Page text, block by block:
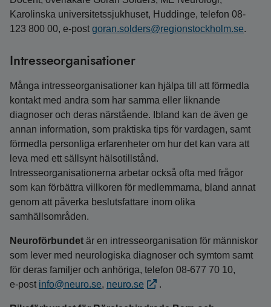
Karolinska universitetssjukhuset, Huddinge, telefon 08-
123 800 00, e-post goran.solders@regionstockholm.se.
Intresseorganisationer
Många intresseorganisationer kan hjälpa till att förmedla
kontakt med andra som har samma eller liknande
diagnoser och deras närstående. Ibland kan de även ge
annan information, som praktiska tips för vardagen, samt
förmedla personliga erfarenheter om hur det kan vara att
leva med ett sällsynt hälsotillstånd.
Intresseorganisationerna arbetar också ofta med frågor
som kan förbättra villkoren för medlemmarna, bland annat
genom att påverka beslutsfattare inom olika
samhällsområden.
Neuroförbundet är en intresseorganisation för människor
som lever med neurologiska diagnoser och symtom samt
för deras familjer och anhöriga, telefon 08-677 70 10,
e‑post info@neuro.se, neuro.se .